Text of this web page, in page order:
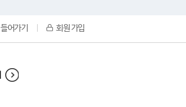
들어가기 회원 가입